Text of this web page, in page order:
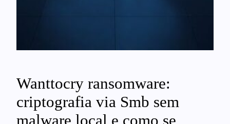
Wanttocry ransomware:
criptografia via Smb sem
malware local e como se